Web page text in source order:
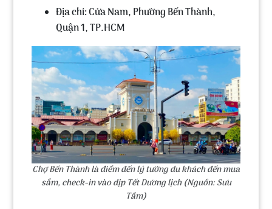
Địa chỉ: Cửa Nam, Phường Bến Thành,
Quận 1, TP.HCM
Chợ Bến Thành là điểm đến lý tưởng du khách đến mua
sắm, check-in vào dịp Tết Dương lịch (Nguồn: Sưu
Tầm)